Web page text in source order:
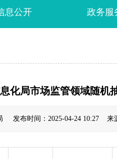
息公开 政务服
化局市场监管领域随机
发布时间：2025-04-24 10:27 来